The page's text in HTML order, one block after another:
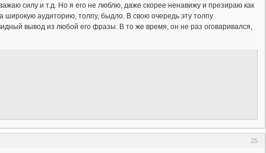
силу и т.д. Но я его не люблю, даже скорее ненавижу и презираю как
широкую аудиторию, толпу, быдло. В свою очередь эту толпу
вывод из любой его фразы. В то же время, он не раз оговаривался,
25